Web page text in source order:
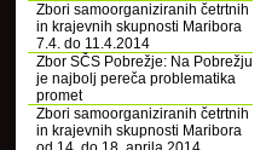
Zbori samoorganiziranih četrtnih
in krajevnih skupnosti Maribora
7.4. do 11.4.2014
Zbor SČS Pobrežje: Na Pobrežju
je najbolj pereča problematika
promet
Zbori samoorganiziranih četrtnih
in krajevnih skupnosti Maribora